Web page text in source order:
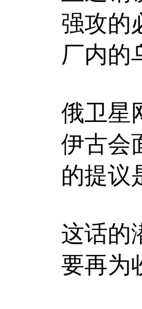
强攻的
厂内的
俄卫星
伊古会
的提议
这话的
要再为